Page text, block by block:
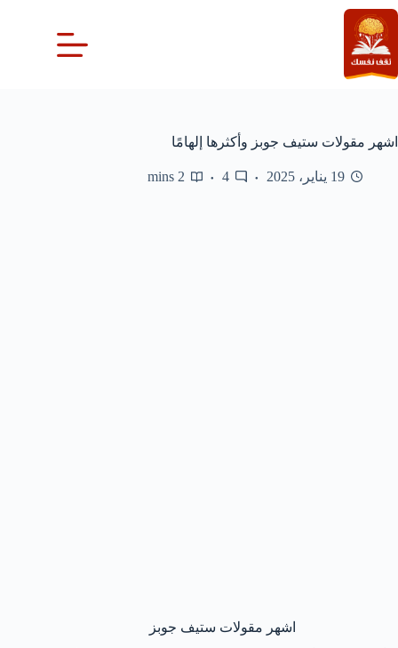
التجاوز
إلى
المحتوى
اشهر مقولات ستيف جوبز وأكثرها إلهامًا
19 يناير، 2025 4
2 mins
اشهر مقولات ستيف جوبز